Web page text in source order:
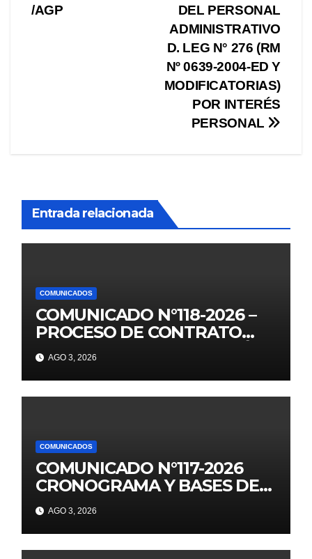
DEL PERSONAL
ADMINISTRATIVO
D. LEG N° 276 (RM
Nº 0639-2004-ED Y
MODIFICATORIAS)
POR INTERÉS
PERSONAL
/AGP
Entrada relacionada
COMUNICADOS
COMUNICADO N°118-2026 –
PROCESO DE CONTRATO
AUXILIARES DE EDUCACIÓN –
2026
AGO 3, 2026
COMUNICADOS
COMUNICADO N°117-2026
CRONOGRAMA Y BASES DE
JUEGOS FLORALES
EDUCATIVOS NACIONALES
2026
AGO 3, 2026